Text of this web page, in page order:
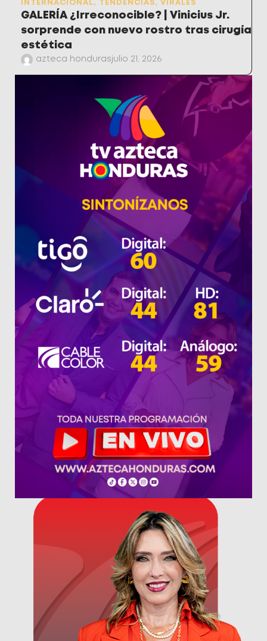
INTERNACIONAL, TENDENCIAS, VIRALES
GALERÍA ¿Irreconocible? | Vinicius Jr.
sorprende con nuevo rostro tras cirugía
estética
azteca hondurasjulio 21, 2026